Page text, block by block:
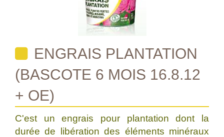
ENGRAIS PLANTATION
(BASCOTE 6 MOIS 16.8.12
+ OE)
C'est un engrais pour plantation dont la
durée de libération des éléments minéraux